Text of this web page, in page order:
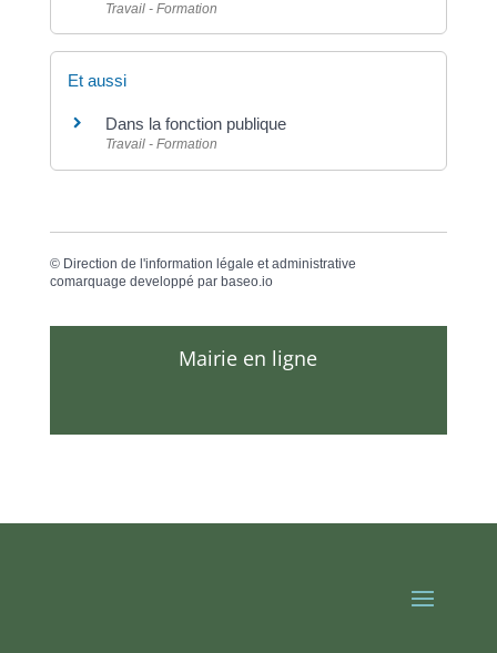
Travail - Formation
Et aussi
Dans la fonction publique
Travail - Formation
© Direction de l'information légale et administrative
comarquage developpé par baseo.io
Mairie en ligne